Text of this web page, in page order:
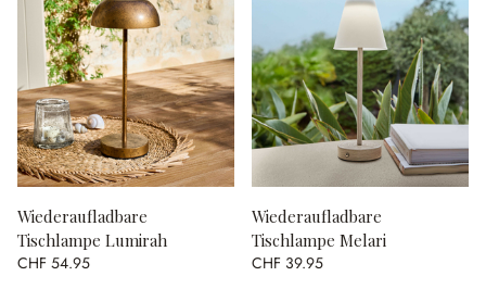
Wiederaufladbare
Tischlampe Lumirah
CHF 54.95
Wiederaufladbare
Tischlampe Melari
CHF 39.95